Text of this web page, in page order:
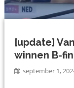
[update]
winnen B-
september 1,